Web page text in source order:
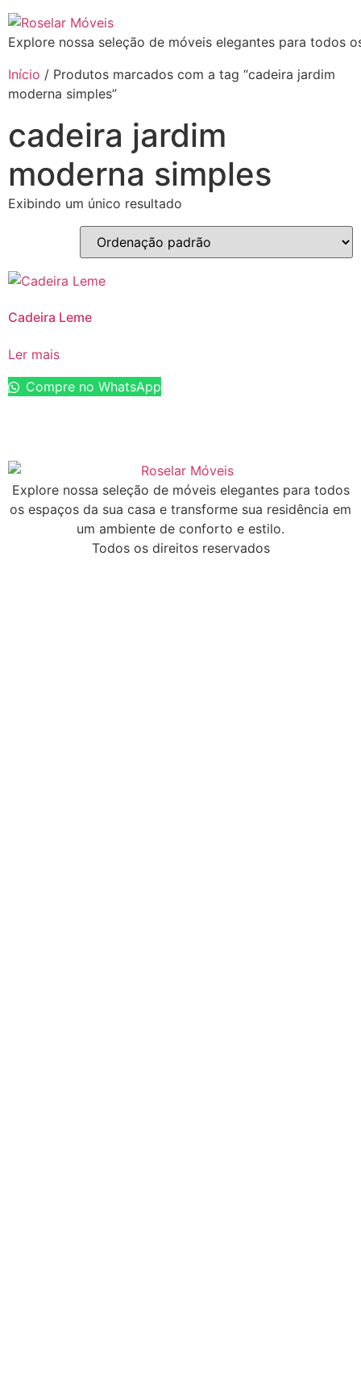
Explore nossa seleção de móveis elegantes para todos
Início / Produtos marcados com a tag “cadeira jardim
moderna simples”
cadeira jardim
moderna simples
Exibindo um único resultado
Cadeira Leme
Ler mais
Compre no WhatsApp
Explore nossa seleção de móveis elegantes para todos
os espaços da sua casa e transforme sua residência em
um ambiente de conforto e estilo.
Todos os direitos reservados